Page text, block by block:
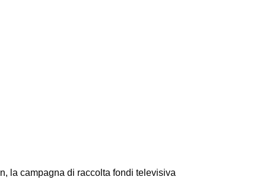
la campagna di raccolta fondi televisiva